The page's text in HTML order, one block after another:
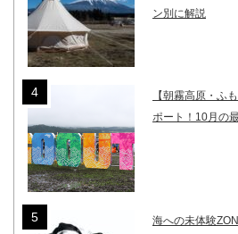
ン別に解説
【朝霧高原・ふ
ポート！10月の
海への未体験